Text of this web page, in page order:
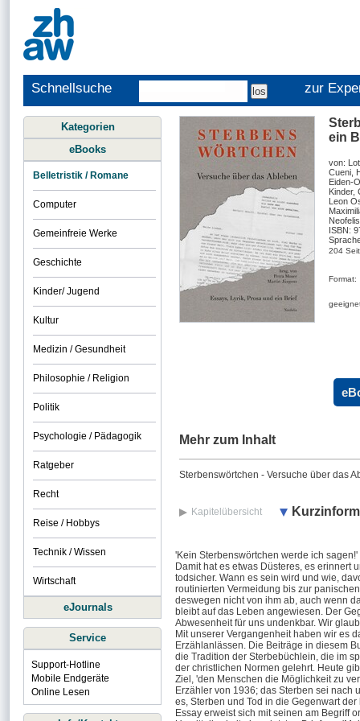
Schnellsuche zur
ein
von:
Cueni,
Eiden-
Kinder,
Leon
ISBN:
204
Format:
Mehr zum Inhalt
Sterbenswörtchen - Versuche über das
Kapitelübersicht
'Kein Sterbenswörtchen werde ich
Damit hat es etwas Düsteres, es erinnert
todsicher. Wann es sein wird und wie,
routinierten Vermeidung bis zur
deswegen nicht von ihm ab, auch wenn
bleibt auf das Leben angewiesen. Der
Abwesenheit für uns undenkbar. Wir
Mit unserer Vergangenheit haben wir es
Erzählanlässen. Die Beiträge in diesem
die Tradition der Sterbebüchlein, die im
der christlichen Normen gelehrt. Heute
Ziel, 'den Menschen die Möglichkeit zu
Erzähler von 1936; das Sterben sei nach
es, Sterben und Tod in die Gegenwart
Essay erweist sich mit seinen am Begriff
Kategorien
eBooks
Belletristik / Romane
Computer
Gemeinfreie Werke
Geschichte
Kinder/ Jugend
Kultur
Medizin / Gesundheit
Philosophie / Religion
Politik
Psychologie / Pädagogik
Ratgeber
Recht
Reise / Hobbys
Technik / Wissen
Wirtschaft
eJournals
Service
Support-Hotline
Mobile Endgeräte
Online Lesen